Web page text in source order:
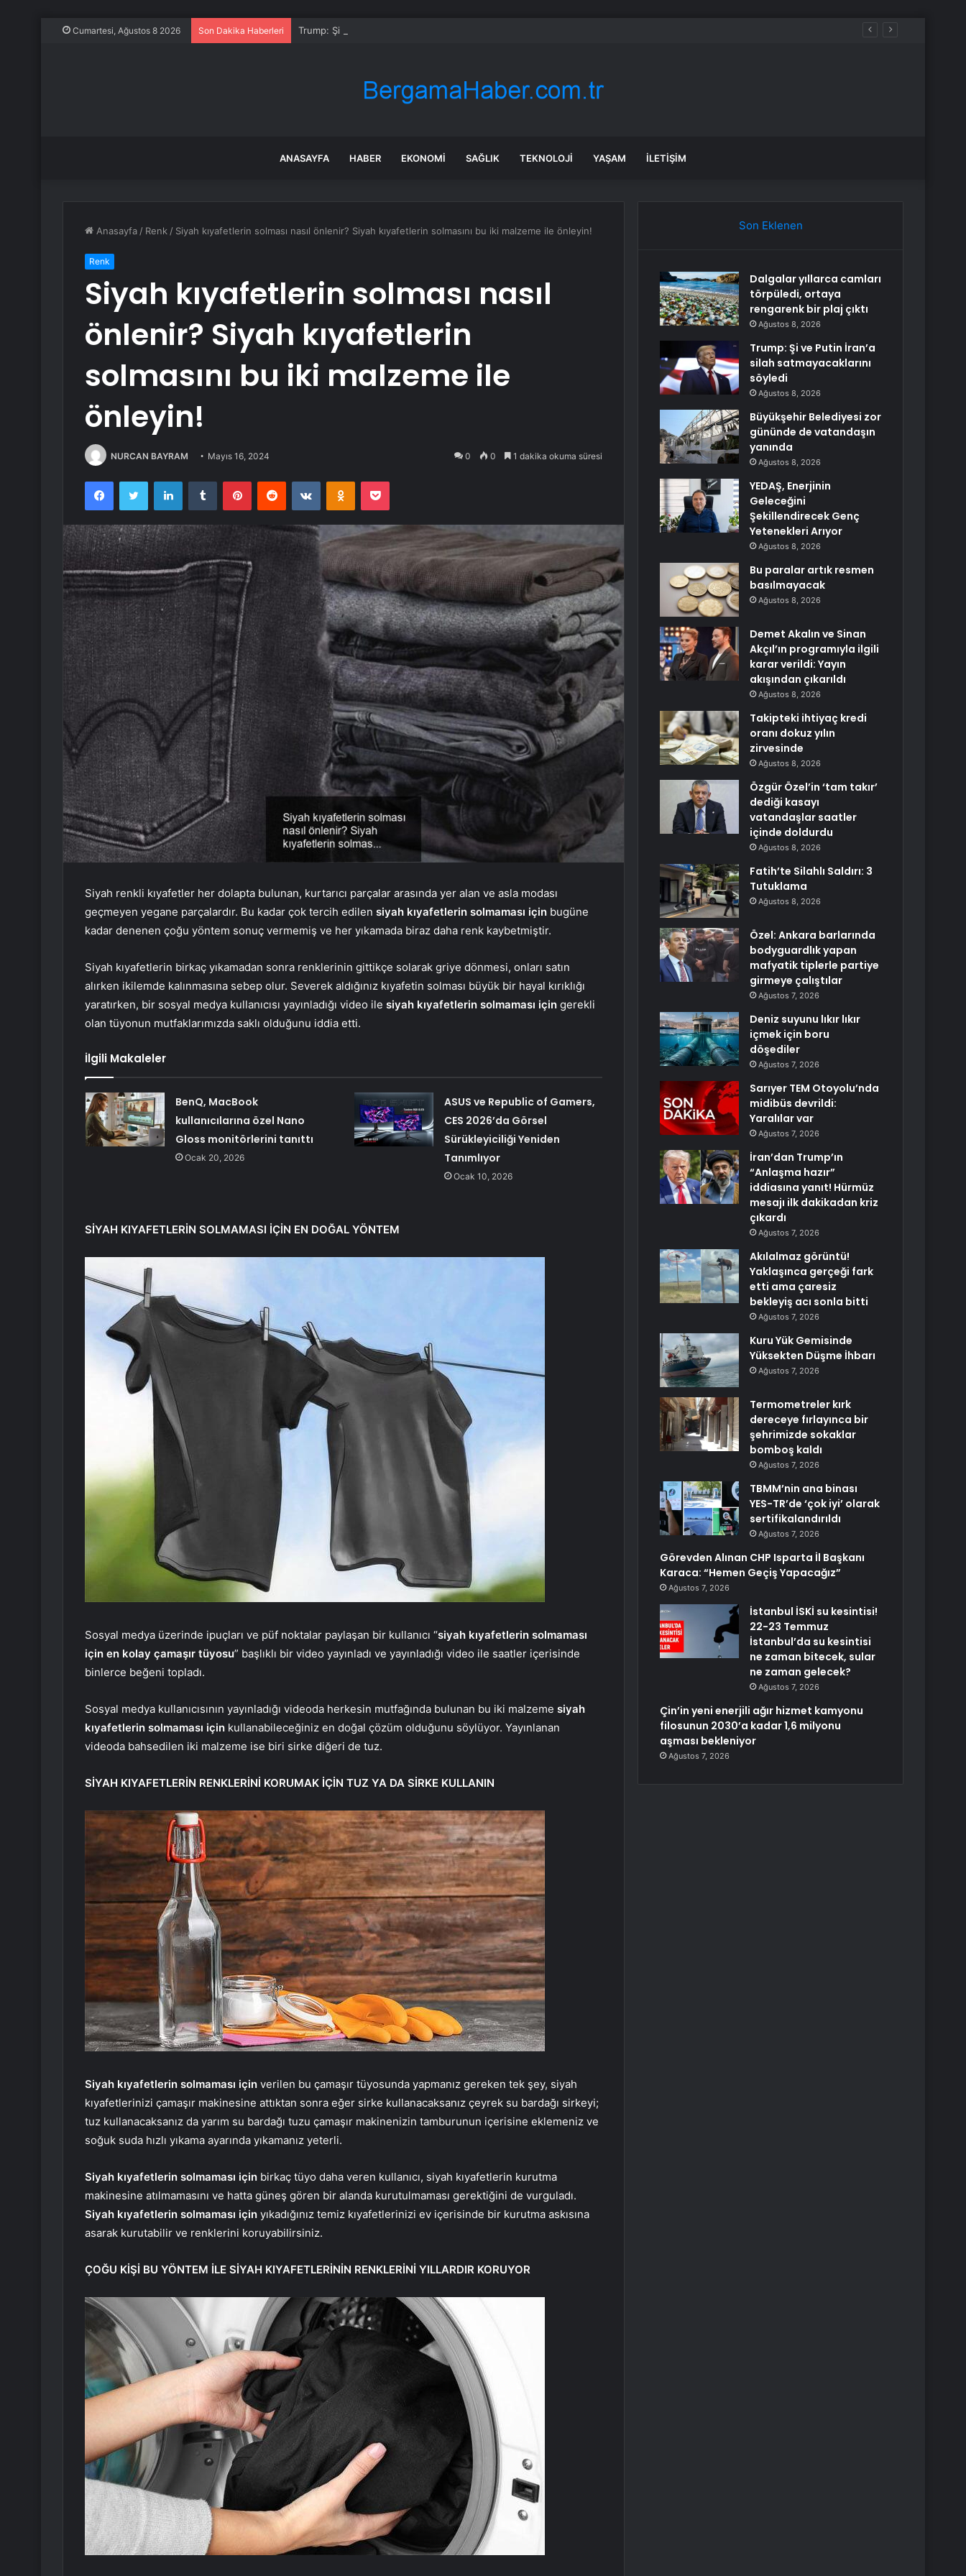
Cumartesi, Ağustos 8 2026 Son Dakika Haberleri Trump: Şi ve Putin İran’a silah satmayacaklarını söyledi
ANASAYFA HABER EKONOMI SAĞLIK TEKNOLOJI YAŞAM İLETIŞIM
Anasayfa / Renk / Siyah kıyafetlerin solması nasıl önlenir? Siyah kıyafetlerin solmasını bu iki malzeme ile önleyin!
Renk
Siyah kıyafetlerin solması nasıl
önlenir? Siyah kıyafetlerin
solmasını bu iki malzeme ile
önleyin!
NURCAN BAYRAM Mayıs 16, 2024 0 0 1 dakika okuma süresi
FacebookTwitter LinkedInTumblr PinterestReddit VKontakteOdnoklassniki
Pocket
Siyah renkli kıyafetler her dolapta bulunan, kurtarıcı parçalar arasında yer alan ve asla modası
geçmeyen yegane parçalardır. Bu kadar çok tercih edilen siyah kıyafetlerin solmaması için bugüne
kadar denenen çoğu yöntem sonuç vermemiş ve her yıkamada biraz daha renk kaybetmiştir.
Siyah kıyafetlerin birkaç yıkamadan sonra renklerinin gittikçe solarak griye dönmesi, onları satın
alırken ikilemde kalınmasına sebep olur. Severek aldığınız kıyafetin solması büyük bir hayal kırıklığı
yaratırken, bir sosyal medya kullanıcısı yayınladığı video ile siyah kıyafetlerin solmaması için gerekli
olan tüyonun mutfaklarımızda saklı olduğunu iddia etti.
İlgili Makaleler
BenQ, MacBook
kullanıcılarına özel Nano
Gloss monitörlerini tanıttı
Ocak 20, 2026
ASUS ve Republic of Gamers,
CES 2026’da Görsel
Sürükleyiciliği Yeniden
Tanımlıyor
Ocak 10, 2026
SİYAH KIYAFETLERİN SOLMAMASI İÇİN EN DOĞAL YÖNTEM
Sosyal medya üzerinde ipuçları ve püf noktalar paylaşan bir kullanıcı “siyah kıyafetlerin solmaması
için en kolay çamaşır tüyosu” başlıklı bir video yayınladı ve yayınladığı video ile saatler içerisinde
binlerce beğeni topladı.
Sosyal medya kullanıcısının yayınladığı videoda herkesin mutfağında bulunan bu iki malzeme siyah
kıyafetlerin solmaması için kullanabileceğiniz en doğal çözüm olduğunu söylüyor. Yayınlanan
videoda bahsedilen iki malzeme ise biri sirke diğeri de tuz.
SİYAH KIYAFETLERİN RENKLERİNİ KORUMAK İÇİN TUZ YA DA SİRKE KULLANIN
Siyah kıyafetlerin solmaması için verilen bu çamaşır tüyosunda yapmanız gereken tek şey, siyah
kıyafetlerinizi çamaşır makinesine attıktan sonra eğer sirke kullanacaksanız çeyrek su bardağı sirkeyi;
tuz kullanacaksanız da yarım su bardağı tuzu çamaşır makinenizin tamburunun içerisine eklemeniz ve
soğuk suda hızlı yıkama ayarında yıkamanız yeterli.
Siyah kıyafetlerin solmaması için birkaç tüyo daha veren kullanıcı, siyah kıyafetlerin kurutma
makinesine atılmamasını ve hatta güneş gören bir alanda kurutulmaması gerektiğini de vurguladı.
Siyah kıyafetlerin solmaması için yıkadığınız temiz kıyafetlerinizi ev içerisinde bir kurutma askısına
asarak kurutabilir ve renklerini koruyabilirsiniz.
ÇOĞU KİŞİ BU YÖNTEM İLE SİYAH KIYAFETLERİNİN RENKLERİNİ YILLARDIR KORUYOR
Son Eklenen
Dalgalar yıllarca camları
törpüledi, ortaya
rengarenk bir plaj çıktı
Ağustos 8, 2026
Trump: Şi ve Putin İran’a
silah satmayacaklarını
söyledi
Ağustos 8, 2026
Büyükşehir Belediyesi zor
gününde de vatandaşın
yanında
Ağustos 8, 2026
YEDAŞ, Enerjinin
Geleceğini
Şekillendirecek Genç
Yetenekleri Arıyor
Ağustos 8, 2026
Bu paralar artık resmen
basılmayacak
Ağustos 8, 2026
Demet Akalın ve Sinan
Akçıl’ın programıyla ilgili
karar verildi: Yayın
akışından çıkarıldı
Ağustos 8, 2026
Takipteki ihtiyaç kredi
oranı dokuz yılın
zirvesinde
Ağustos 8, 2026
Özgür Özel’in ‘tam takır’
dediği kasayı
vatandaşlar saatler
içinde doldurdu
Ağustos 8, 2026
Fatih’te Silahlı Saldırı: 3
Tutuklama
Ağustos 8, 2026
Özel: Ankara barlarında
bodyguardlık yapan
mafyatik tiplerle partiye
girmeye çalıştılar
Ağustos 7, 2026
Deniz suyunu lıkır lıkır
içmek için boru
döşediler
Ağustos 7, 2026
Sarıyer TEM Otoyolu’nda
midibüs devrildi:
Yaralılar var
Ağustos 7, 2026
İran’dan Trump’ın
“Anlaşma hazır”
iddiasına yanıt! Hürmüz
mesajı ilk dakikadan kriz
çıkardı
Ağustos 7, 2026
Akılalmaz görüntü!
Yaklaşınca gerçeği fark
etti ama çaresiz
bekleyiş acı sonla bitti
Ağustos 7, 2026
Kuru Yük Gemisinde
Yüksekten Düşme İhbarı
Ağustos 7, 2026
Termometreler kırk
dereceye fırlayınca bir
şehrimizde sokaklar
bomboş kaldı
Ağustos 7, 2026
TBMM’nin ana binası
YES-TR’de ‘çok iyi’ olarak
sertifikalandırıldı
Ağustos 7, 2026
Görevden Alınan CHP Isparta İl Başkanı
Karaca: “Hemen Geçiş Yapacağız”
Ağustos 7, 2026
İstanbul İSKİ su kesintisi!
22-23 Temmuz
İstanbul’da su kesintisi
ne zaman bitecek, sular
ne zaman gelecek?
Ağustos 7, 2026
Çin’in yeni enerjili ağır hizmet kamyonu
filosunun 2030’a kadar 1,6 milyonu
aşması bekleniyor
Ağustos 7, 2026